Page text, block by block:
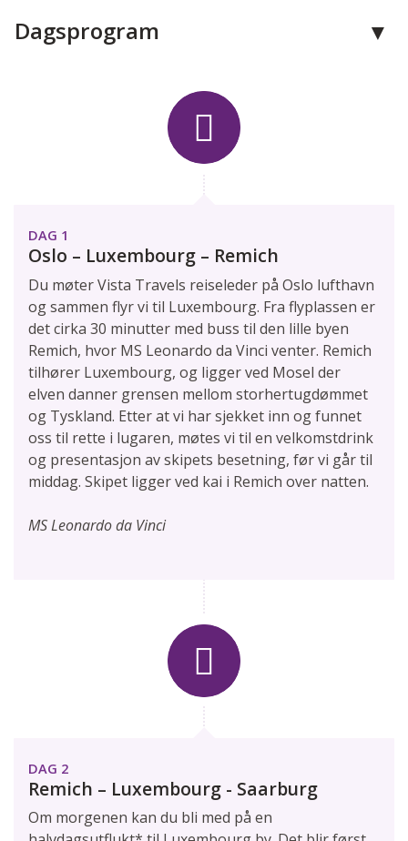
Telefon:
info@vistatravel.no
vistatraveloslo
vistatraveloslo
0161Oslo
Kontaktskjema Ring oss
Dagsprogram
DAG 1
Oslo – Luxembourg – Remich
Du møter Vista Travels reiseleder på Oslo lufthavn
og sammen flyr vi til Luxembourg. Fra flyplassen er
det cirka 30 minutter med buss til den lille byen
Remich, hvor MS Leonardo da Vinci venter. Remich
tilhører Luxembourg, og ligger ved Mosel der
elven danner grensen mellom storhertugdømmet
og Tyskland. Etter at vi har sjekket inn og funnet
oss til rette i lugaren, møtes vi til en velkomstdrink
og presentasjon av skipets besetning, før vi går til
middag. Skipet ligger ved kai i Remich over natten.
MS Leonardo da Vinci
DAG 2
Remich – Luxembourg - Saarburg
Om morgenen kan du bli med på en